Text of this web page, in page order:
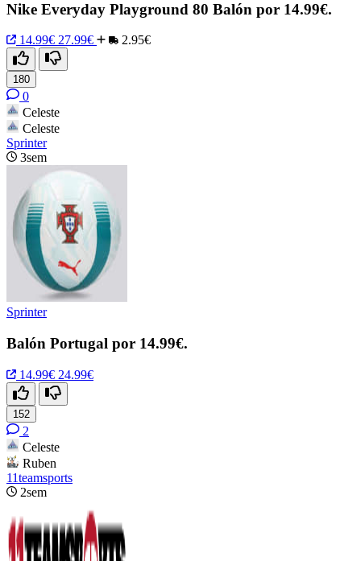
Nike Everyday Playground 80 Balón por 14.99€.
14.99€ 27.99€ 2.95€
180
0
Celeste
Celeste
Sprinter
3sem
Sprinter
Balón Portugal por 14.99€.
14.99€ 24.99€
152
2
Celeste
Ruben
11teamsports
2sem